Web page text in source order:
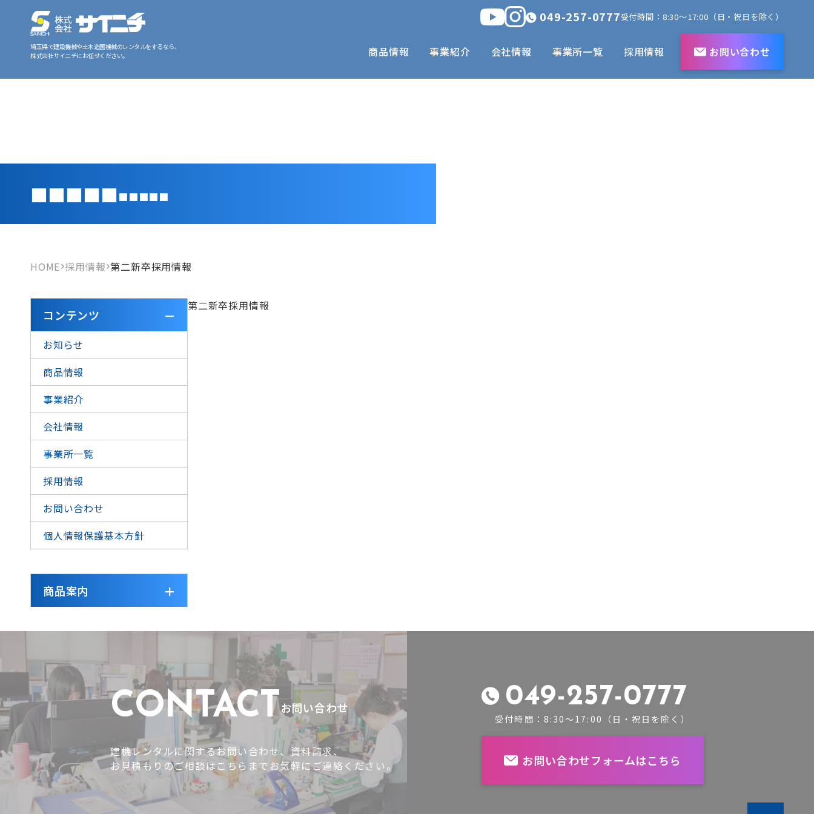
埼玉県で建設機械や土木造園機械のレンタルをするなら、
株式会社サイニチにお任せください。
049-257-0777受付時間：8:30～17:00（日・祝日を除く）
商品情報 事業紹介 会社情報 事業所一覧 採用情報 お問い合わせ
■■■■■■■■■■
HOME 採用情報 第二新卒採用情報
コンテンツ
お知らせ
商品情報
事業紹介
会社情報
事業所一覧
採用情報
お問い合わせ
個人情報保護基本方針
商品案内
第二新卒採用情報
CONTACTお問い合わせ
建機レンタルに関するお問い合わせ、資料請求、
お見積もりのご相談はこちらまでお気軽にご連絡ください。
049-257-0777
受付時間：8:30～17:00（日・祝日を除く）
お問い合わせフォームはこちら